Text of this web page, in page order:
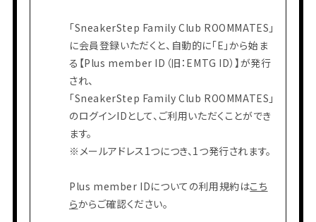
「SneakerStep Family Club ROOMMATES」
に会員登録いただくと、自動的に「E」から始ま
る【Plus member ID（旧：EMTG ID）】が発行
され、
「SneakerStep Family Club ROOMMATES」
のログインIDとして、ご利用いただくことができ
ます。
※メールアドレス1つにつき、1つ発行されます。
Plus member IDについての利用規約はこち
らからご確認ください。